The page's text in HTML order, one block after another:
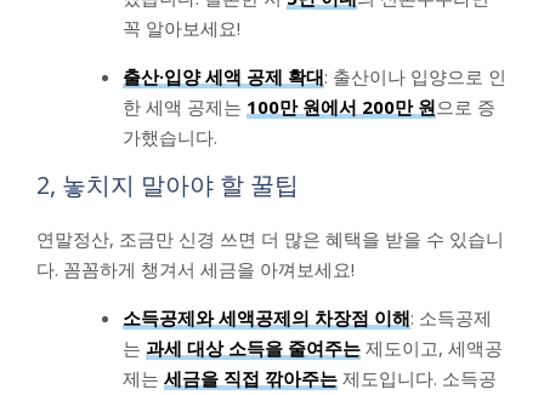
꼭 알아보세요!
출산·입양 세액 공제 확대: 출산이나 입양으로 인
한 세액 공제는 100만 원에서 200만 원으로 증
가했습니다.
2, 놓치지 말아야 할 꿀팁
연말정산, 조금만 신경 쓰면 더 많은 혜택을 받을 수 있습니
다. 꼼꼼하게 챙겨서 세금을 아껴보세요!
소득공제와 세액공제의 차장점 이해: 소득공제
는 과세 대상 소득을 줄여주는 제도이고, 세액공
제는 세금을 직접 깎아주는 제도입니다. 소득공